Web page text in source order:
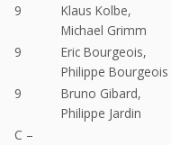
9
Klaus Kolbe,
Michael Grimm
9
Eric Bourgeois,
Philippe Bourgeois
9
Bruno Gibard,
Philippe Jardin
C –